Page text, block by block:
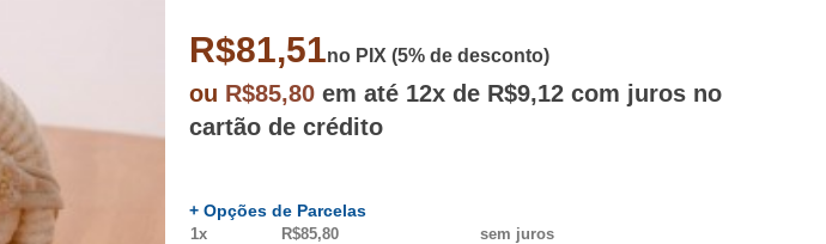
R$81,51no PIX (5% de desconto)
ou R$85,80 em até 12x de R$9,12 com juros no
cartão de crédito
+ Opções de Parcelas
1x R$85,80
sem juros